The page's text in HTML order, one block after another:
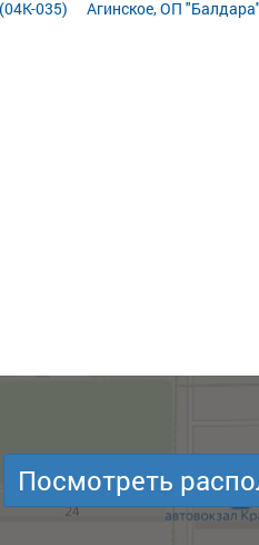
035)
Агинское, ОП
Посмотреть